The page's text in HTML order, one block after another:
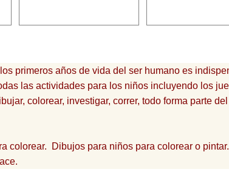
primeros años de vida del ser humano es
las actividades para los niños incluyendo los
colorear, investigar, correr, todo forma parte del
colorear. Dibujos para niños para colorear o